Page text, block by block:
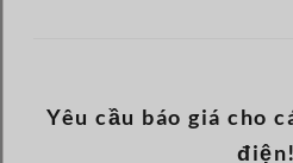
Yêu cầu báo giá cho
điện!